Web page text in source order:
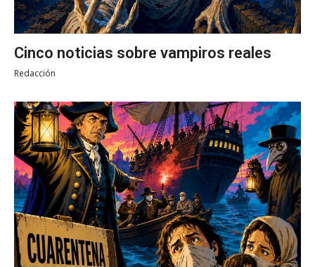
Cinco noticias sobre vampiros reales
Redacción